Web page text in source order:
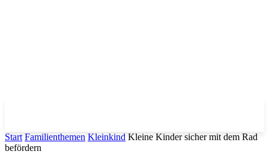
Start Familienthemen Kleinkind Kleine Kinder sicher mit dem Rad
befördern